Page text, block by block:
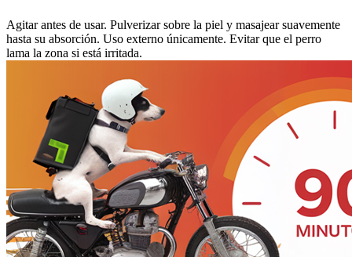
Agitar antes de usar. Pulverizar sobre la piel y masajear suavemente
hasta su absorción. Uso externo únicamente. Evitar que el perro
lama la zona si está irritada.